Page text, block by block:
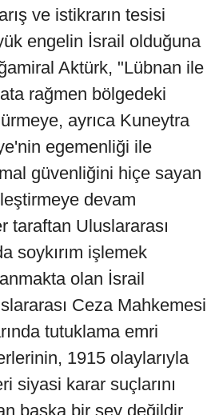
ve istikrarın tesisi
engelin İsrail olduğuna
Aktürk, "Lübnan ile
rağmen bölgedeki
ayrıca Kuneytra
egemenliği ile
güvenliğini hiçe sayan
devam
taraftan Uluslararası
soykırım işlemek
olan İsrail
Ceza Mahkemesi
tutuklama emri
1915 olaylarıyla
siyasi karar suçlarını
başka bir şey değildir.